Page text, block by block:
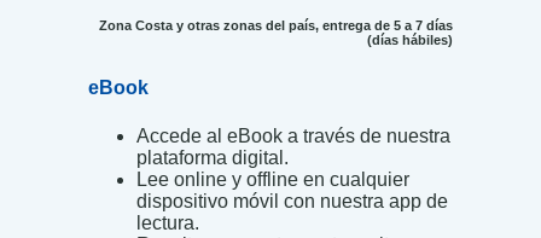
Zona Costa y otras zonas del país, entrega de 5 a 7 días
(días hábiles)
eBook
Accede al eBook a través de nuestra
plataforma digital.
Lee online y offline en cualquier
dispositivo móvil con nuestra app de
lectura.